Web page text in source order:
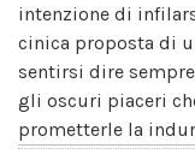
intenzione di
cinica proposta di
sentirsi dire
gli oscuri piaceri
prometterle la